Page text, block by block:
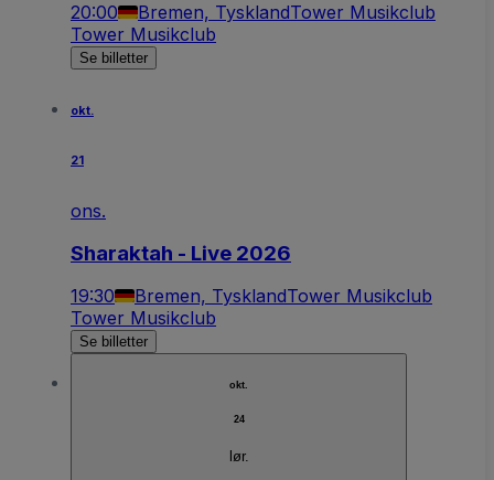
20:00 Bremen, TysklandTower Musikclub
Tower Musikclub
Se billetter
okt.
21
ons.
Sharaktah - Live 2026
19:30 Bremen, TysklandTower Musikclub
Tower Musikclub
Se billetter
okt.
24
lør.